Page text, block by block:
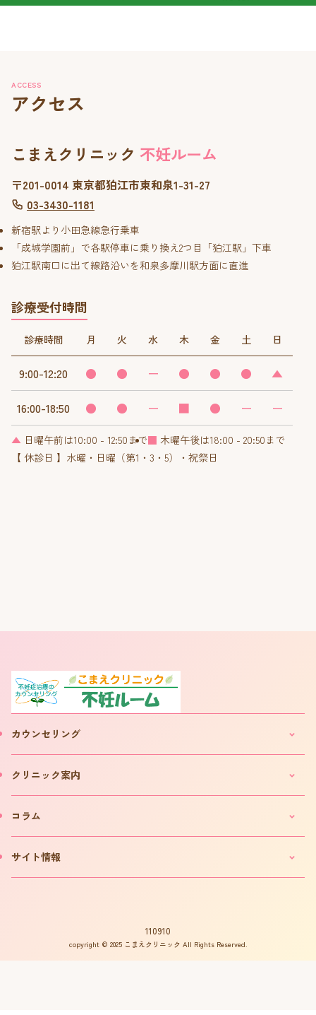
ACCESS
アクセス
こまえクリニック 不妊ルーム
〒201-0014 東京都狛江市東和泉1-31-27
03-3430-1181
新宿駅より小田急線急行乗車
「成城学園前」で各駅停車に乗り換え2つ目「狛江駅」下車
狛江駅南口に出て線路沿いを和泉多摩川駅方面に直進
診療受付時間
診療時間 月 火 水 木 金 土 日
9:00-12:20 ● ● ー ● ● ● ▲
16:00-18:50 ● ● ー ■ ● ー ー
▲ 日曜午前は10:00 - 12:50まで■ 木曜午後は18:00 - 20:50まで
【 休診日 】水曜・日曜（第1・3・5）・祝祭日
カウンセリング
IVF(体外受精)カウンセリングのご案内
カウンセリング予約について
お問い合わせ
クリニック案内
院長プロフィール
よくある質問
コラム
インタビュー
不妊ルーム物語
サイト情報
110910
copyright © 2025 こまえクリニック All Rights Reserved.